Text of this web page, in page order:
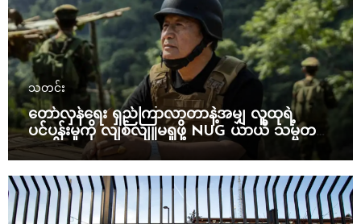
သတင်း
တော်လှန်ရေး ရှည်ကြာလာတာနဲ့အမျှ လူထုရဲ့
ပင်ပန်းမှုကို လျစ်လျူမရှုဖို့ NUG ယာယီ သမ္မတ
သတိပေး